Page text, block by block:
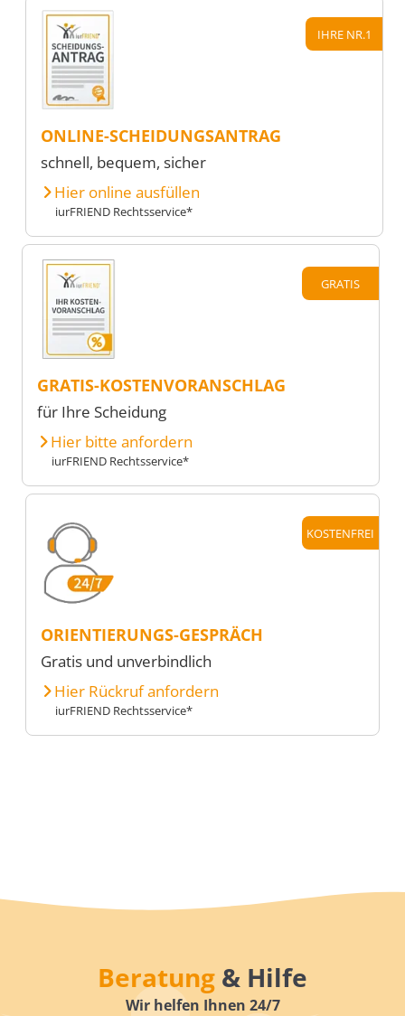
IHRE NR.1
ONLINE-SCHEIDUNGSANTRAG
schnell, bequem, sicher
Hier online ausfüllen
iurFRIEND Rechtsservice*
GRATIS
GRATIS-KOSTENVORANSCHLAG
für Ihre Scheidung
Hier bitte anfordern
iurFRIEND Rechtsservice*
KOSTENFREI
ORIENTIERUNGS-GESPRÄCH
Gratis und unverbindlich
Hier Rückruf anfordern
iurFRIEND Rechtsservice*
Beratung & Hilfe
Wir helfen Ihnen 24/7